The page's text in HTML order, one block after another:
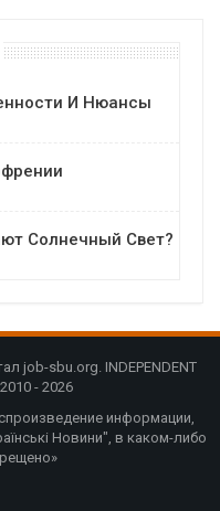
И Нюансы
Солнечный Свет?
job-sbu.org. INDEPENDENT
- 2026
информации,
Новини", в каком-либо